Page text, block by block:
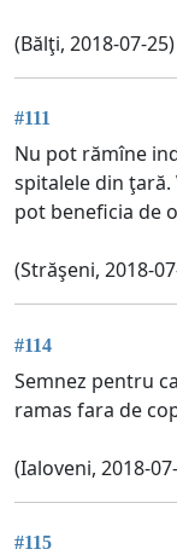
(Bălţi, 2018-07-25)
#111
Nu pot rămîne
spitalele din ţară.
pot beneficia de
(Străşeni, 2018-
#114
Semnez pentru
ramas fara de
(Ialoveni, 2018-
#115